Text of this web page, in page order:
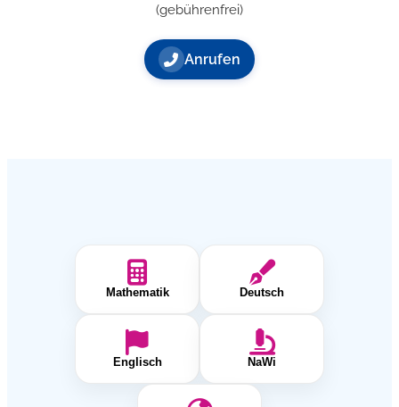
(gebührenfrei)
Anrufen
Mathematik Deutsch
Englisch NaWi